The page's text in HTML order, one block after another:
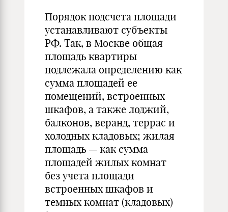
Порядок подсчета площади
устанавливают субъекты
РФ. Так, в Москве общая
площадь квартиры
подлежала определению как
сумма площадей ее
помещений, встроенных
шкафов, а также лоджий,
балконов, веранд, террас и
холодных кладовых; жилая
площадь — как сумма
площадей жилых комнат
без учета площади
встроенных шкафов и
темных комнат (кладовых)